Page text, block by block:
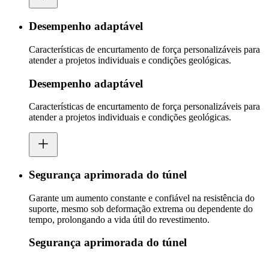
Desempenho adaptável
Características de encurtamento de força personalizáveis para
atender a projetos individuais e condições geológicas.
Desempenho adaptável
Características de encurtamento de força personalizáveis para
atender a projetos individuais e condições geológicas.
Segurança aprimorada do túnel
Garante um aumento constante e confiável na resistência do
suporte, mesmo sob deformação extrema ou dependente do
tempo, prolongando a vida útil do revestimento.
Segurança aprimorada do túnel